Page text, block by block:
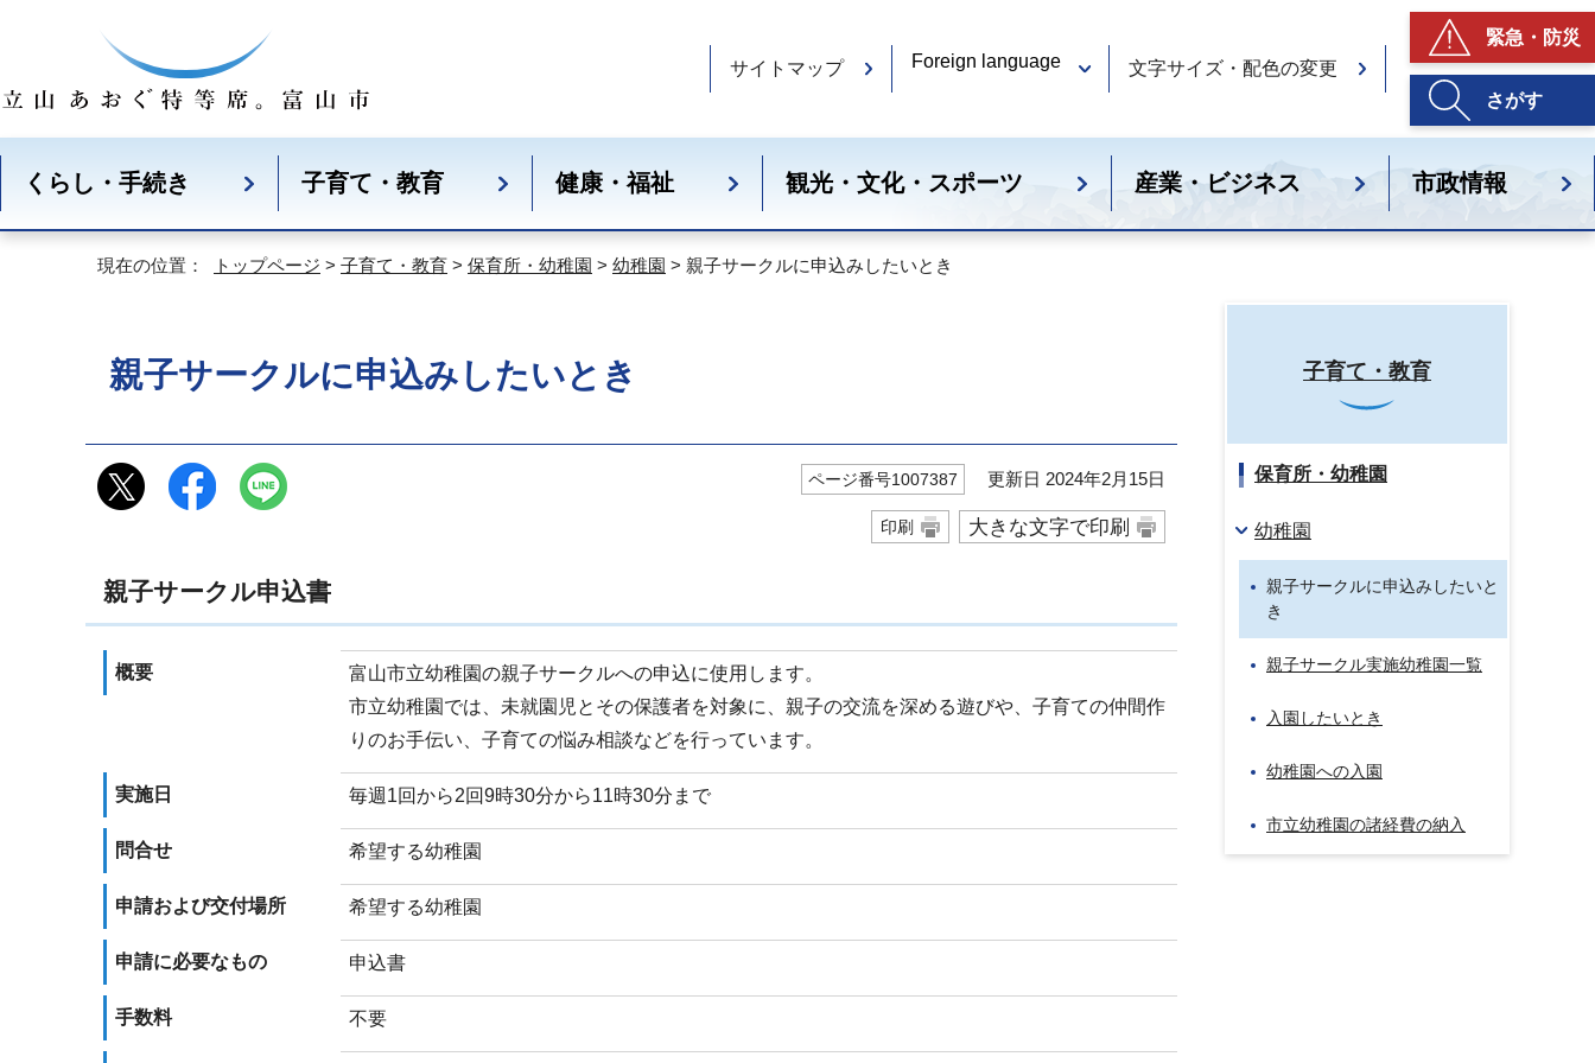
サイトマップ Foreign language 文字サイズ・配色の変更
緊急・防災
さがす
くらし・手続き 子育て・教育 健康・福祉 観光・文化・スポーツ 産業・ビジネス 市政情報
現在の位置： トップページ > 子育て・教育 > 保育所・幼稚園 > 幼稚園 > 親子サークルに申込みしたいとき
親子サークルに申込みしたいとき
ページ番号1007387 更新日 2024年2月15日
印刷 大きな文字で印刷
親子サークル申込書
概要
富山市立幼稚園の親子サークルへの申込に使用します。
市立幼稚園では、未就園児とその保護者を対象に、親子の交流を深める遊びや、子育ての仲間作
りのお手伝い、子育ての悩み相談などを行っています。
実施日 毎週1回から2回9時30分から11時30分まで
問合せ 希望する幼稚園
申請および交付場所 希望する幼稚園
申請に必要なもの 申込書
手数料 不要
子育て・教育
保育所・幼稚園
幼稚園
親子サークルに申込みしたいと
き
親子サークル実施幼稚園一覧
入園したいとき
幼稚園への入園
市立幼稚園の諸経費の納入